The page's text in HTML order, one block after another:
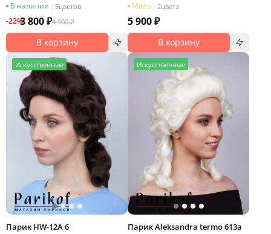
В наличии 5цветов
-22%3 800 ₽4 900 ₽
В корзину
Мало 2цвета
5 900 ₽
В корзину
Искусственные
Парик HW-12A 6
Искусственные
Парик Aleksandra termo 613a